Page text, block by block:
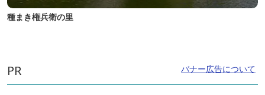
種まき権兵衛の里
PR バナー広告について